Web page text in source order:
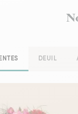
DEUIL